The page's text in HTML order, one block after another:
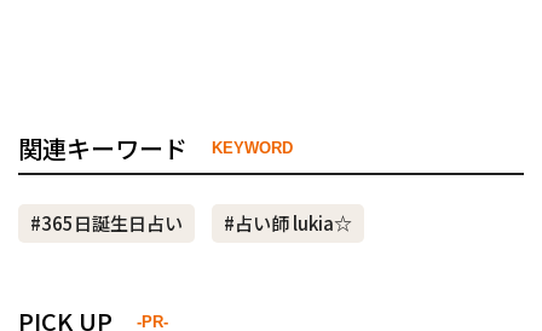
関連キーワード KEYWORD
#365日誕生日占い #占い師 lukia☆
PICK UP -PR-